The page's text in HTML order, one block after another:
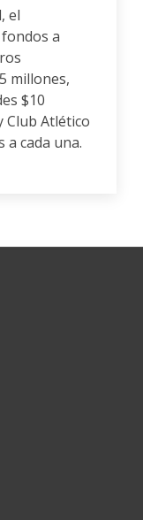
el
a
millones,
$10
Club Atlético
a cada una.